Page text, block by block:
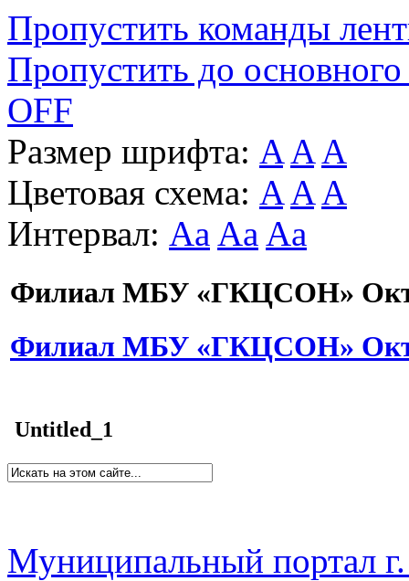
Пропустить команды
Пропустить до основного
OFF
Размер шрифта: A A A
Цветовая схема: A A A
Интервал: Aa Aa Aa
Филиал МБУ «ГКЦСОН»
Филиал МБУ «ГКЦСОН»
Untitled_1
Муниципальный портал